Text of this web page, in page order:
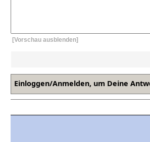
[Vorschau ausblenden]